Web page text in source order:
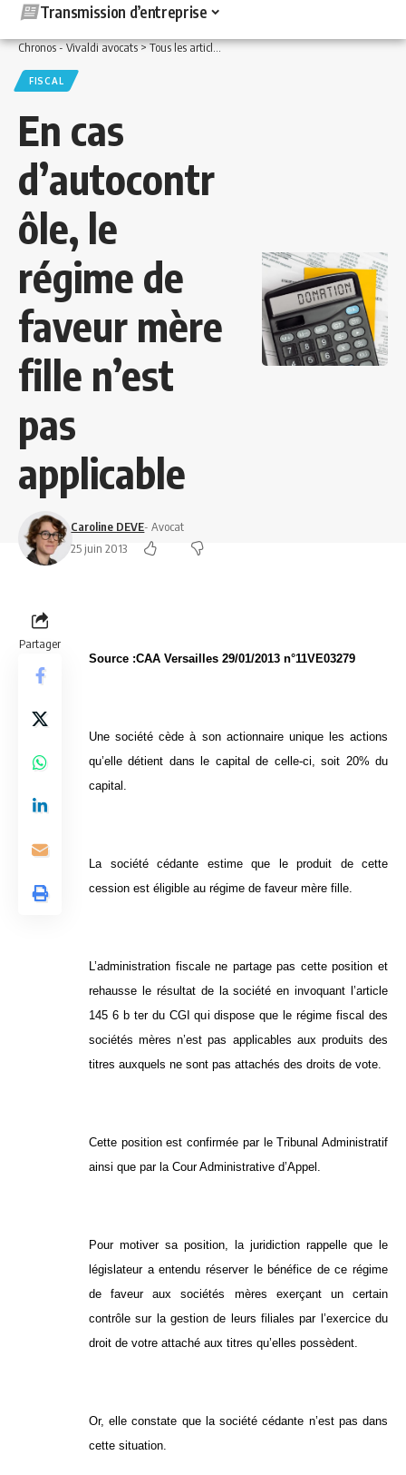
Transmission d’entreprise
Chronos - Vivaldi avocats>Tous les articles >Fiscal>En cas d’autocontrôle, le
FISCAL
En cas
d’autocontr
ôle, le
régime de
faveur mère
fille n’est
pas
applicable
Caroline DEVE- Avocat
25 juin 2013
Partager
Source :CAA Versailles 29/01/2013 n°11VE03279
Une société cède à son actionnaire unique les actions
qu’elle détient dans le capital de celle-ci, soit 20% du
capital.
La société cédante estime que le produit de cette
cession est éligible au régime de faveur mère fille.
L’administration fiscale ne partage pas cette position et
rehausse le résultat de la société en invoquant l’article
145 6 b ter du CGI qui dispose que le régime fiscal des
sociétés mères n’est pas applicables aux produits des
titres auxquels ne sont pas attachés des droits de vote.
Cette position est confirmée par le Tribunal Administratif
ainsi que par la Cour Administrative d’Appel.
Pour motiver sa position, la juridiction rappelle que le
législateur a entendu réserver le bénéfice de ce régime
de faveur aux sociétés mères exerçant un certain
contrôle sur la gestion de leurs filiales par l’exercice du
droit de votre attaché aux titres qu’elles possèdent.
Or, elle constate que la société cédante n’est pas dans
cette situation.